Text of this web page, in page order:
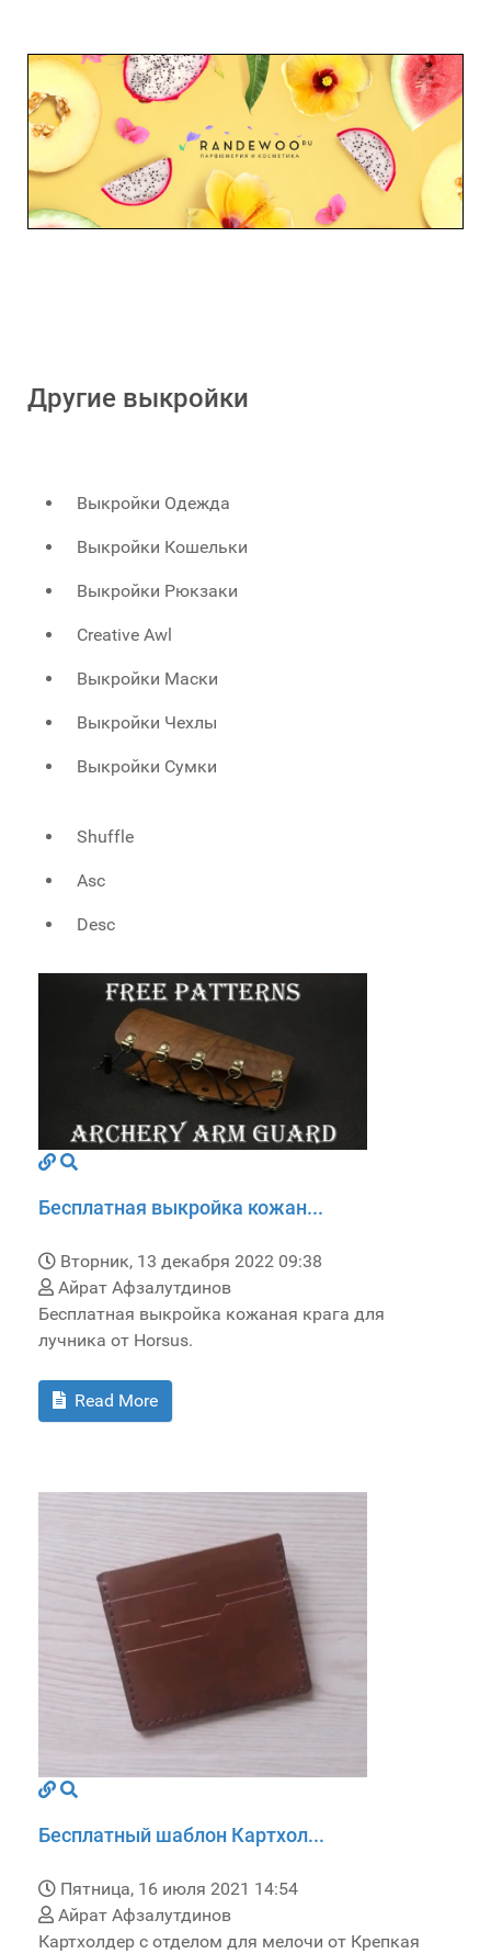
Другие выкройки
Выкройки Одежда
Выкройки Кошельки
Выкройки Рюкзаки
Creative Awl
Выкройки Маски
Выкройки Чехлы
Выкройки Сумки
Shuffle
Asc
Desc
Бесплатная выкройка кожан...
Вторник, 13 декабря 2022 09:38
Айрат Афзалутдинов
Бесплатная выкройка кожаная крага для
лучника от Horsus.
Read More
Бесплатный шаблон Картхол...
Пятница, 16 июля 2021 14:54
Айрат Афзалутдинов
Картхолдер с отделом для мелочи от Крепкая